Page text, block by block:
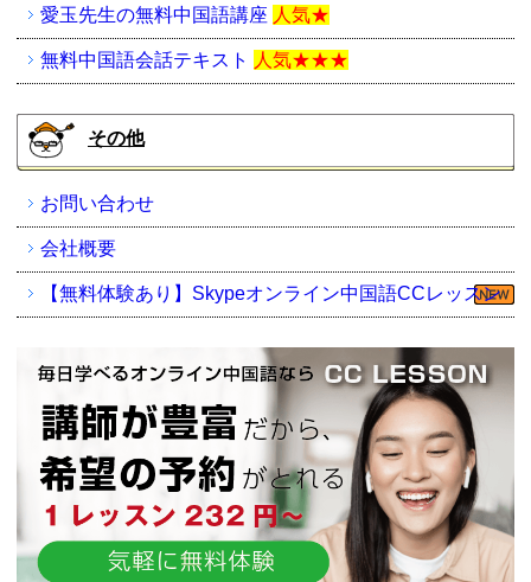
愛玉先生の無料中国語講座 人気★
無料中国語会話テキスト 人気★★★
その他
お問い合わせ
会社概要
【無料体験あり】Skypeオンライン中国語CCレッスン